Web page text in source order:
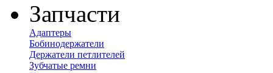
Запчасти
Адаптеры
Бобинодержатели
Держатели петлителей
Зубчатые ремни